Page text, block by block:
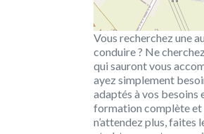
Vous recherchez une
conduire ? Ne
qui sauront vous
ayez simplement
adaptés à vos besoins
formation complète et
n’attendez plus, faites